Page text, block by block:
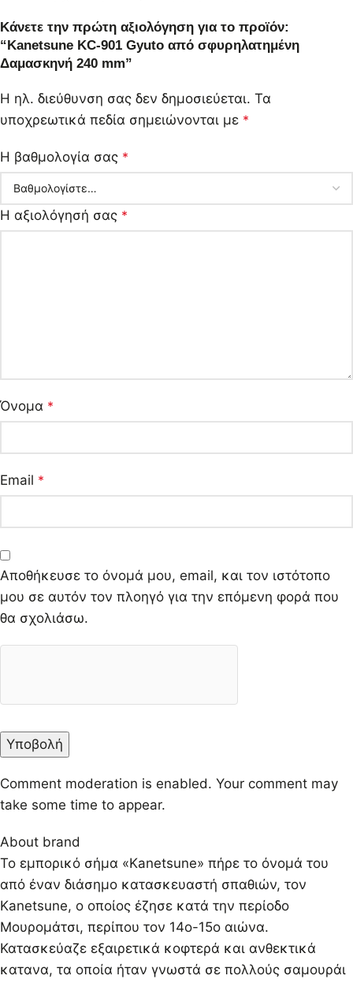
Κάνετε την πρώτη αξιολόγηση για το προϊόν:
“Kanetsune KC-901 Gyuto από σφυρηλατημένη
Δαμασκηνή 240 mm”
Η ηλ. διεύθυνση σας δεν δημοσιεύεται. Τα
υποχρεωτικά πεδία σημειώνονται με *
Η βαθμολογία σας *
Η αξιολόγησή σας *
Όνομα *
Email *
Αποθήκευσε το όνομά μου, email, και τον ιστότοπο
μου σε αυτόν τον πλοηγό για την επόμενη φορά που
θα σχολιάσω.
Comment moderation is enabled. Your comment may
take some time to appear.
About brand
Το εμπορικό σήμα «Kanetsune» πήρε το όνομά του
από έναν διάσημο κατασκευαστή σπαθιών, τον
Kanetsune, ο οποίος έζησε κατά την περίοδο
Μουρομάτσι, περίπου τον 14ο-15ο αιώνα.
Κατασκεύαζε εξαιρετικά κοφτερά και ανθεκτικά
κατανα, τα οποία ήταν γνωστά σε πολλούς σαμουράι